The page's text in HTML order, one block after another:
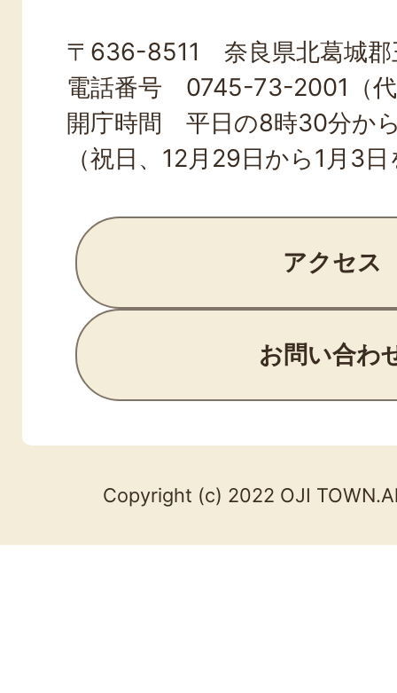
TOWN
〒636-8511 奈良県北葛城郡
電話番号 0745-73-2001（
開庁時間 平日の8時30分か
（祝日、12月29日から1月3
アクセス
お問い合わ
Copyright (c) 2022 OJI